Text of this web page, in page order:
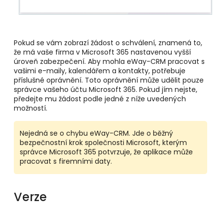
Pokud se vám zobrazí žádost o schválení, znamená to,
že má vaše firma v Microsoft 365 nastavenou vyšší
úroveň zabezpečení. Aby mohla eWay-CRM pracovat s
vašimi e-maily, kalendářem a kontakty, potřebuje
příslušné oprávnění. Toto oprávnění může udělit pouze
správce vašeho účtu Microsoft 365. Pokud jím nejste,
předejte mu žádost podle jedné z níže uvedených
možností.
Nejedná se o chybu eWay-CRM. Jde o běžný
bezpečnostní krok společnosti Microsoft, kterým
správce Microsoft 365 potvrzuje, že aplikace může
pracovat s firemními daty.
Verze